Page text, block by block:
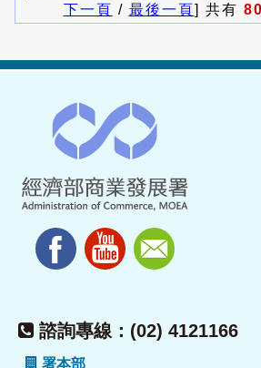
下一頁 / 最後一頁] 共有
諮詢專線：(02) 4121166
署本部